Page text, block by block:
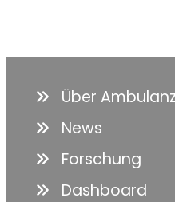
Über
News
Forschung
Dashboard